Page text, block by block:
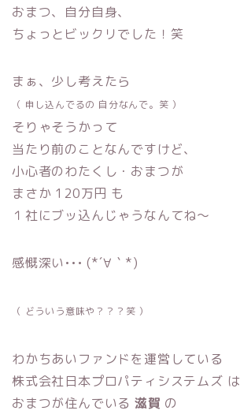
おまつ、自分自身、
ちょっとビックリでした！笑
まぁ、少し考えたら
（ 申し込んでるの 自分なんで。笑 ）
そりゃそうかって
当たり前のことなんですけど、
小心者のわたくし・おまつが
まさか 120万円 も
１社にブッ込んじゃうなんてね〜
感慨深い••• (*´∀｀*)
（ どういう意味や？？？笑 ）
わかちあいファンドを運営している
株式会社日本プロパティシステムズ は
おまつが住んでいる 滋賀 の